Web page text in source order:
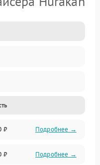
₽ Подробнее →
₽ Подробнее →